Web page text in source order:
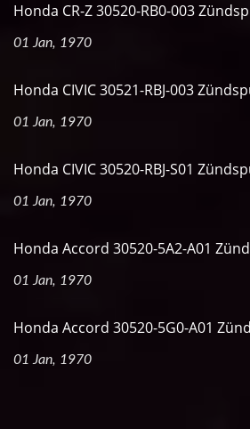
Honda CR-Z 30520-RB0-003
01 Jan, 1970
Honda CIVIC 30521-RBJ-003
01 Jan, 1970
Honda CIVIC 30520-RBJ-S01
01 Jan, 1970
Honda Accord 30520-5A2-A01
01 Jan, 1970
Honda Accord 30520-5G0-A01
01 Jan, 1970